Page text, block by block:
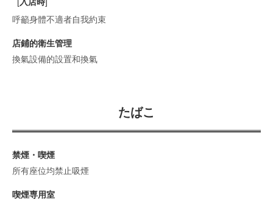
呼籲身體不適者自我約束
店鋪的衛生管理
換氣設備的設置和換氣
たばこ
禁煙・喫煙
所有座位均禁止吸煙
喫煙専用室